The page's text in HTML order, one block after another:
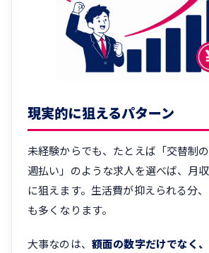
現実的に狙えるパターン
未経験からでも、たとえば「交替制
週払い」のような求人を選べば、月
に狙えます。生活費が抑えられる分
も多くなります。
大事なのは、 額面の数字だけでなく